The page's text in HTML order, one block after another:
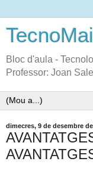
Bloc d'aula -
Professor: Joan
dimecres, 9 de desembre